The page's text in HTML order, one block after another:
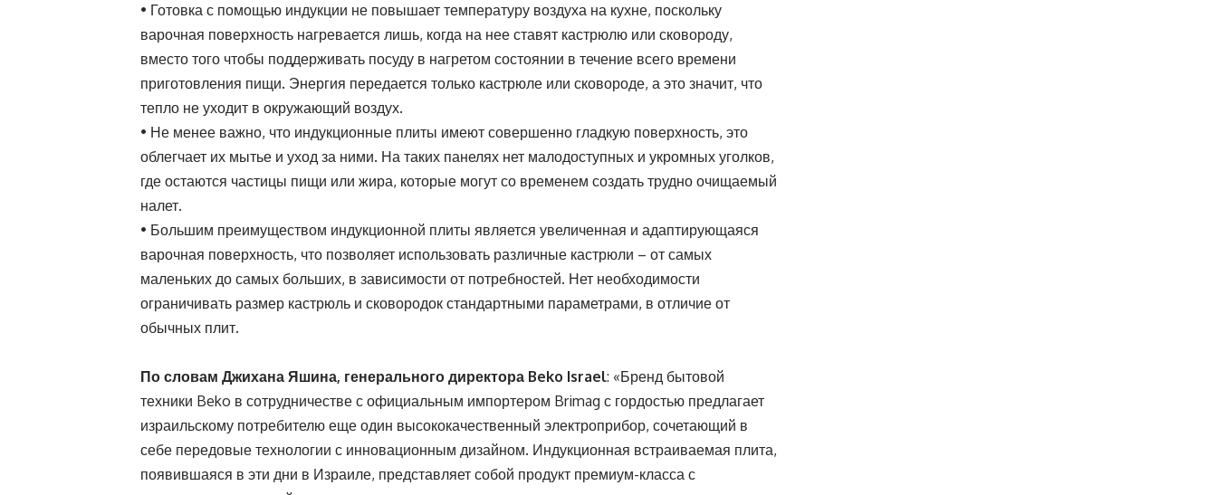
• Готовка с помощью индукции не повышает температуру воздуха на кухне, поскольку
варочная поверхность нагревается лишь, когда на нее ставят кастрюлю или сковороду,
вместо того чтобы поддерживать посуду в нагретом состоянии в течение всего времени
приготовления пищи. Энергия передается только кастрюле или сковороде, а это значит, что
тепло не уходит в окружающий воздух.
• Не менее важно, что индукционные плиты имеют совершенно гладкую поверхность, это
облегчает их мытье и уход за ними. На таких панелях нет малодоступных и укромных уголков,
где остаются частицы пищи или жира, которые могут со временем создать трудно очищаемый
налет.
• Большим преимуществом индукционной плиты является увеличенная и адаптирующаяся
варочная поверхность, что позволяет использовать различные кастрюли – от самых
маленьких до самых больших, в зависимости от потребностей. Нет необходимости
ограничивать размер кастрюль и сковородок стандартными параметрами, в отличие от
обычных плит.
По словам Джихана Яшина, генерального директора Beko Israel: «Бренд бытовой
техники Beko в сотрудничестве с официальным импортером Brimag с гордостью предлагает
израильскому потребителю еще один высококачественный электроприбор, сочетающий в
себе передовые технологии с инновационным дизайном. Индукционная встраиваемая плита,
появившаяся в эти дни в Израиле, представляет собой продукт премиум-класса с